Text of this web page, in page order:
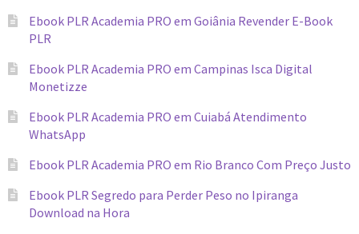
Ebook PLR Academia PRO em Goiânia Revender E-Book
PLR
Ebook PLR Academia PRO em Campinas Isca Digital
Monetizze
Ebook PLR Academia PRO em Cuiabá Atendimento
WhatsApp
Ebook PLR Academia PRO em Rio Branco Com Preço Justo
Ebook PLR Segredo para Perder Peso no Ipiranga
Download na Hora